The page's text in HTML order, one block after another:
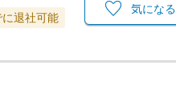
退社可能
気になる